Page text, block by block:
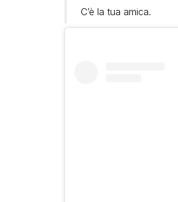
C’è la tua amica.